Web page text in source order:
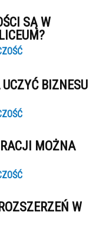
SĄ W
BIZNESU
MOŻNA
W